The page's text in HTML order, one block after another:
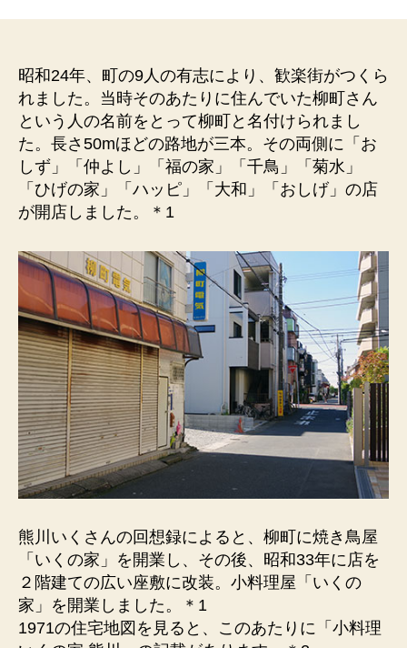
跡
地）
柳
町
さ
ん
の
を
て
命
名。
へ
の
昭和24年、町の9人の有志により、歓楽街がつくら
れました。当時そのあたりに住んでいた柳町さん
という人の名前をとって柳町と名付けられまし
た。長さ50mほどの路地が三本。その両側に「お
しず」「仲よし」「福の家」「千鳥」「菊水」
「ひげの家」「ハッピ」「大和」「おしげ」の店
が開店しました。＊1
熊川いくさんの回想録によると、柳町に焼き鳥屋
「いくの家」を開業し、その後、昭和33年に店を
２階建ての広い座敷に改装。小料理屋「いくの
家」を開業しました。＊1
1971の住宅地図を見ると、このあたりに「小料理